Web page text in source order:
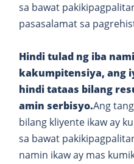
sa bawat
pasasalamat sa
Hindi tulad ng iba
kakumpitensiya, ang
hindi tataas bilang
amin serbisyo.Ang
bilang kliyente ikaw ay
sa bawat
namin ikaw ay mas